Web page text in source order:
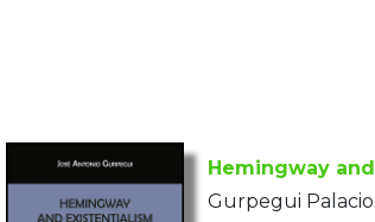
Hemingway
Gurpegui